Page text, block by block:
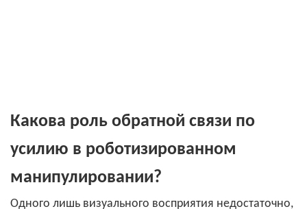
Какова роль обратной связи по
усилию в роботизированном
манипулировании?
Одного лишь визуального восприятия недостаточно,